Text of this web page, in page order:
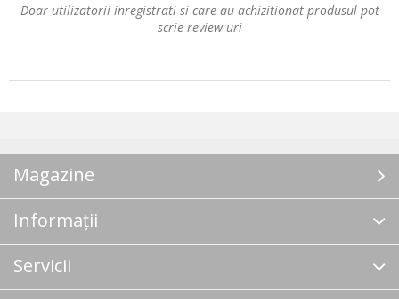
Doar utilizatorii inregistrati si care au achizitionat produsul pot
scrie review-uri
Magazine
Informații
Servicii